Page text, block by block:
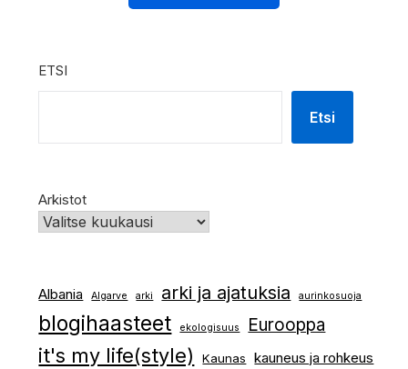
ETSI
Etsi
Arkistot
Albania Algarve arki arki ja ajatuksia aurinkosuoja
blogihaasteet ekologisuus Eurooppa
it's my life(style) Kaunas kauneus ja rohkeus